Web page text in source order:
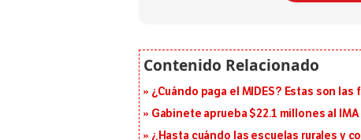
¿Cuándo paga el MIDES? Estas son
Gabinete aprueba $22.1 millones al
¿Hasta cuándo las escuelas rurales y